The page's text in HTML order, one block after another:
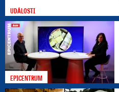
UDÁLOSTI
EPICENTRUM